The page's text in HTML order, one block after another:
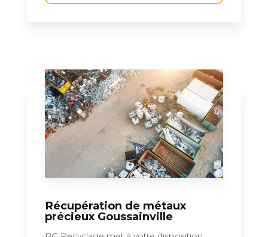
Récupération de métaux
précieux Goussainville